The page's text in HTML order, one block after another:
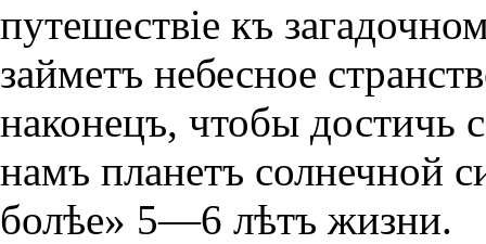
путешествiе къ
займетъ небесное
наконецъ, чтобы достичь
намъ планетъ солнечной
болѣе» 5—6 лѣтъ жизни.